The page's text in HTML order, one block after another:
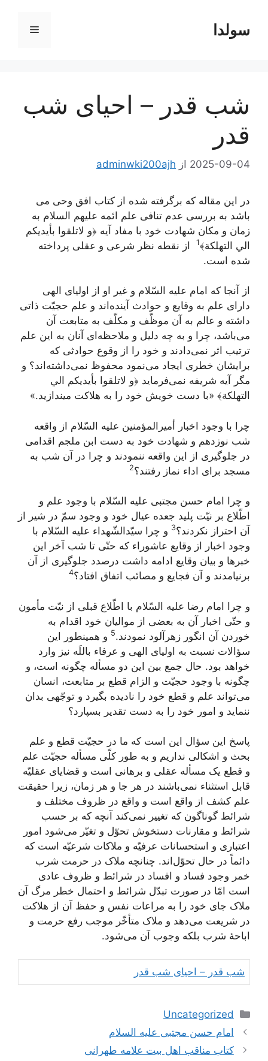
محتواسولدا فهرست
شب قدر – احیای شب
قدر
2025-09-04 از adminwki200ajh
در این مقاله که برگرفته شده از کتاب افق وحی می
باشد به بررسی عدم تنافی علم ائمه علیهم السلام به
زمان و مکان شهادت خود با مفاد آیه ﴿و لاتلقوا بأيديكم
الي التهلكة﴾1
از نقطه نظر شرعی و عقلی پرداخته
شده است.
از آنجا که امام علیه السّلام و غیر او از اولیای الهی
دارای علم به وقایع و حوادث آینده‌اند و علم حجیّت ذاتی
داشته و عالم به آن موظّف و مکلّف به متابعت آن
می‌باشد، چرا و به چه دلیل و ملاحظه‌ای آنان به این علم
ترتیب اثر نمی‌دادند و خود را از وقوع حوادثی که
برایشان خطری ایجاد می‌نمود محفوظ نمی‌داشته‌اند؟ و
مگر آیه شریفه نمی‌فرماید ﴿و لاتلقوا بأيديكم الي
التهلكة﴾ «با دست خویش خود را به هلاکت میندازید.»
چرا با وجود اخبار أمیرالمؤمنین علیه السّلام از واقعه
شب نوزدهم و شهادت خود به دست ابن ملجم اقدامی
در جلوگیری از این واقعه ننمودند و چرا در آن شب به
مسجد برای اداء نماز رفتند؟2
و چرا امام حسن مجتبی علیه السّلام با وجود علم و
اطّلاع بر نیّت پلید جعده عیال خود و وجود سمّ در شیر از
آن احتراز نکردند؟3 و چرا سیّدالشّهداء علیه السّلام با
وجود اخبار از وقایع عاشوراء که حتّی تا شب آخر این
خبرها و بیان وقایع ادامه داشت درصدد جلوگیری از آن
برنیامدند و آن فجایع و مصائب اتفاق افتاد؟4
و چرا امام رضا علیه السّلام با اطّلاع قبلی از نیّت مأمون
و حتّی اخبار آن به بعضی از موالیان خود اقدام به
خوردن آن انگور زهرآلود نمودند.5 و همینطور این
سؤالات نسبت به اولیای الهی و عرفاء باللَه نیز وارد
خواهد بود. حال جمع بین این دو مسأله چگونه است، و
چگونه با وجود حجیّت و الزام قطع بر متابعت، انسان
می‌تواند علم و قطع خود را نادیده بگیرد و توجّهی بدان
ننماید و امور خود را به دست تقدیر بسپارد؟
پاسخ این سؤال این است که ما در حجیّت قطع و علم
بحث و اشکالی نداریم و به طور کلّی مسأله حجیّت علم
و قطع یک مسأله عقلی و برهانی است و قضایای عقلیّه
قابل استثناء نمی‌باشند در هر جا و هر زمان، زیرا حقیقت
علم کشف از واقع است و واقع در ظروف مختلف و
شرائط گوناگون که تغییر نمی‌کند آنچه که بر حسب
شرائط و مقارنات دستخوش تحوّل و تغیّر می‌شود امور
اعتباری و استحسانات عرفیّه و ملاکات شرعیّه است که
دائماً در حال تحوّل‌اند. چنانچه ملاک در حرمت شرب
خمر وجود فساد و افساد در شرائط و ظروف عادی
است امّا در صورت تبدّل شرائط و احتمال خطر مرگ آن
ملاک جای خود را به مراعات نفس و حفظ آن از هلاکت
در شریعت می‌دهد و ملاک متأخّر موجب رفع حرمت و
اباحۀ شرب بلکه وجوب آن می‌شود.
شب قدر – احیای شب قدر
دسته‌ها
Uncategorized
ناوبری
نوشته‌ها
امام حسن مجتبی علیه السلام
کتاب مناقب اهل بیت علامه طهرانی